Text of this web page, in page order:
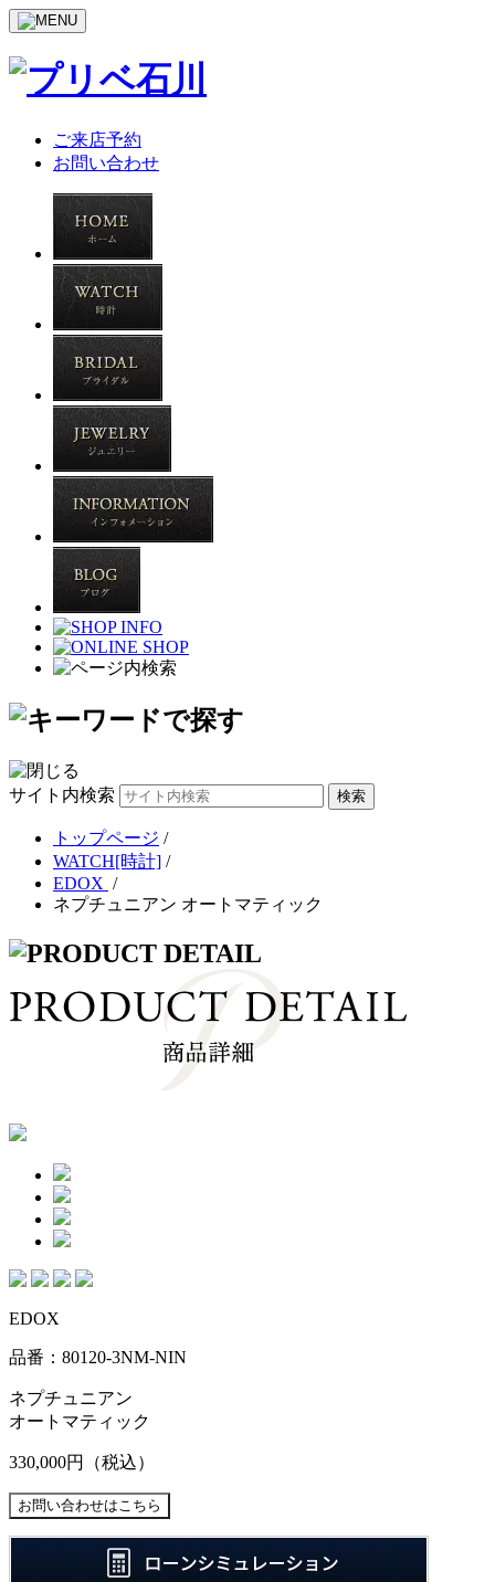
ご来店予約
お問い合わせ
サイト内検索
トップページ /
WATCH[時計] /
EDOX /
ネプチュニアン オートマティック
EDOX
品番：80120-3NM-NIN
ネプチュニアン
オートマティック
330,000円 （税込）